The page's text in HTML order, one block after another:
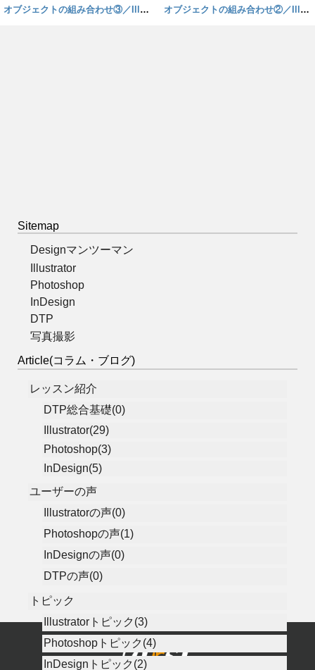
オブジェクトの組み合わせ③／Illust オブジェクトの組み合わせ②／Illust
Sitemap
Designマンツーマン
Illustrator
Photoshop
InDesign
DTP
写真撮影
Article(コラム・ブログ)
レッスン紹介
DTP総合基礎(0)
Illustrator(29)
Photoshop(3)
InDesign(5)
ユーザーの声
Illustratorの声(0)
Photoshopの声(1)
InDesignの声(0)
DTPの声(0)
トピック
Illustratorトピック(3)
Photoshopトピック(4)
InDesignトピック(2)